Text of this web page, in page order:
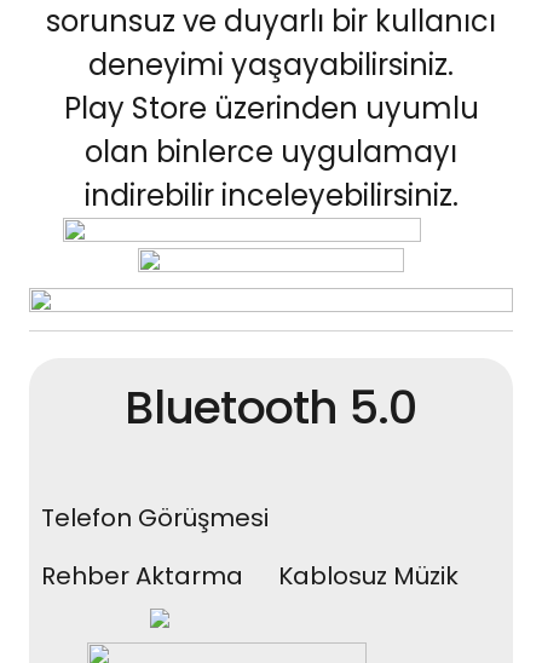
sorunsuz ve duyarlı bir kullanıcı
deneyimi yaşayabilirsiniz.
Play Store üzerinden uyumlu
olan binlerce uygulamayı
indirebilir inceleyebilirsiniz.
Bluetooth 5.0
Telefon Görüşmesi
Rehber Aktarma
Kablosuz Müzik